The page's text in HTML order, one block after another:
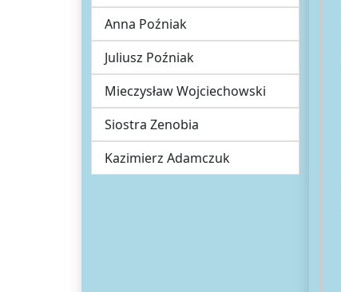
Anna Poźniak
Juliusz Poźniak
Mieczysław Wojciechowski
Siostra Zenobia
Kazimierz Adamczuk